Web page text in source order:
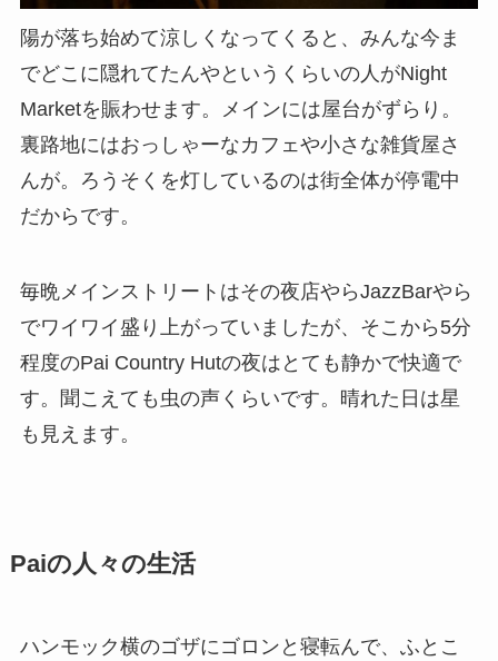
陽が落ち始めて涼しくなってくると、みんな今ま
でどこに隠れてたんやというくらいの人がNight
Marketを賑わせます。メインには屋台がずらり。
裏路地にはおっしゃーなカフェや小さな雑貨屋さ
んが。ろうそくを灯しているのは街全体が停電中
だからです。
毎晩メインストリートはその夜店やらJazzBarやら
でワイワイ盛り上がっていましたが、そこから5分
程度のPai Country Hutの夜はとても静かで快適で
す。聞こえても虫の声くらいです。晴れた日は星
も見えます。
Paiの人々の生活
ハンモック横のゴザにゴロンと寝転んで、ふとこ